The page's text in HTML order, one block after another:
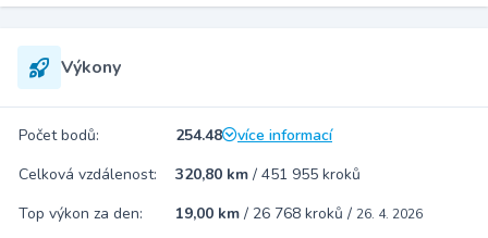
Výkony
Počet bodů: 254.48
více informací
Celková vzdálenost:
320,80 km / 451 955 kroků
Top výkon za den:
19,00 km / 26 768 kroků / 26. 4. 2026